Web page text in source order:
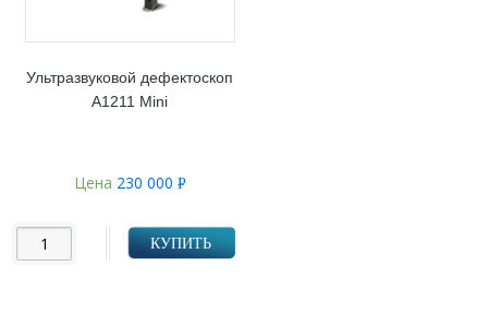
Ультразвуковой дефектоскоп
А1211 Mini
Цена 230 000 Р
КУПИТЬ